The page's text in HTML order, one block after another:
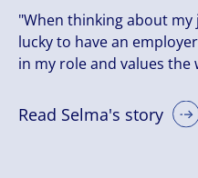
"When thinking about my
lucky to have an
in my role and values
Read Selma's story